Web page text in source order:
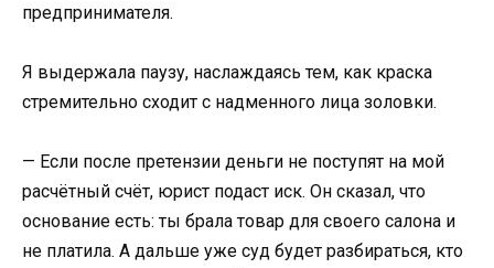
предпринимателя.
Я выдержала паузу, наслаждаясь тем, как краска
стремительно сходит с надменного лица золовки.
— Если после претензии деньги не поступят на мой
расчётный счёт, юрист подаст иск. Он сказал, что
основание есть: ты брала товар для своего салона и
не платила. А дальше уже суд будет разбираться, кто